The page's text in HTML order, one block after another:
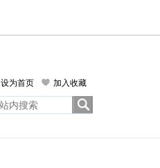
设为首页 加入收藏